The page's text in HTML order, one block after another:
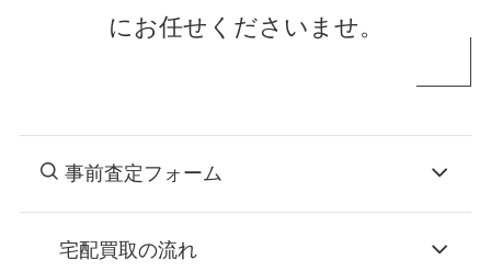
にお任せくださいませ。
事前査定フォーム
宅配買取の流れ